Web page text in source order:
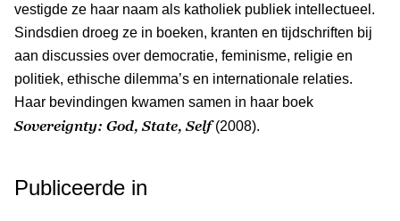
vestigde ze haar naam als katholiek publiek intellectueel.
Sindsdien droeg ze in boeken, kranten en tijdschriften bij
aan discussies over democratie, feminisme, religie en
politiek, ethische dilemma’s en internationale relaties.
Haar bevindingen kwamen samen in haar boek
Sovereignty: God, State, Self(2008).
Publiceerde in